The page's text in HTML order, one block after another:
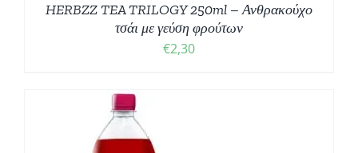
HERBZZ TEA TRILOGY 250ml – Ανθρακούχο
τσάι με γεύση φρούτων
€2,30